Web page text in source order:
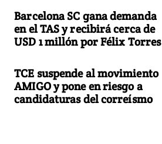
Barcelona SC gana demanda
en el TAS y recibirá cerca de
USD 1 millón por Félix Torres
TCE suspende al movimiento
AMIGO y pone en riesgo a
candidaturas del correísmo